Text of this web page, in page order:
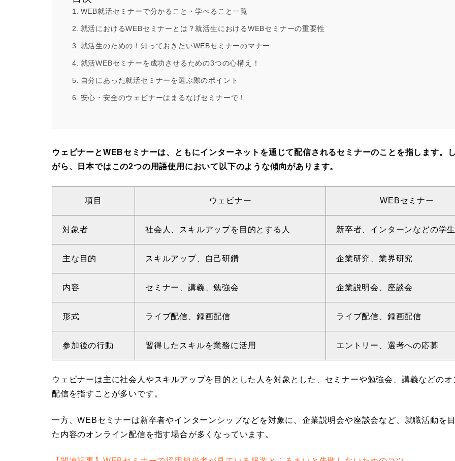
WEB就活セミナーで分かること・学べること一覧
就活におけるWEBセミナーとは？就活生におけるWEBセミナーの重要性
就活生のための！知っておきたいWEBセミナーのマナー
就活WEBセミナーを成功させるための3つの心構え！
自分にあった就活セミナーを選ぶ際のポイント
安心・安全のウェビナーはまるなげセミナーで！
ウェビナーとWEBセミナーは、ともにインターネットを通じて配信されるセミナーのことを指します。
がら、日本ではこの2つの用語使用において以下のような傾向があります。
項目 ウェビナー WEBセミナー
対象者 社会人、スキルアップを目的とする人 新卒者、インターンなどの学生
主な目的 スキルアップ、自己研鑽 企業研究、業界研究
内容 セミナー、講義、勉強会 企業説明会、座談会
形式 ライブ配信、録画配信 ライブ配信、録画配信
参加後の行動 習得したスキルを業務に活用 エントリー、選考への応募
ウェビナーは主に社会人やスキルアップを目的とした人を対象とした、セミナーや勉強会、講義などのオ
配信を指すことが多いです。
一方、WEBセミナーは新卒者やインターンシップなどを対象に、企業説明会や座談会など、就職活動を
た内容のオンライン配信を指す場合が多くなっています。